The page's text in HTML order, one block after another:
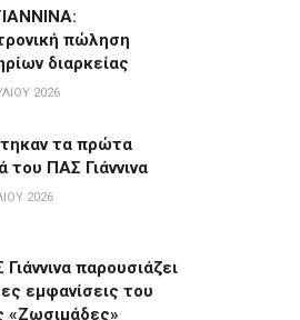
πώληση
διαρκείας
2026
τα πρώτα
του ΠΑΣ Γιάννινα
2026
παρουσιάζει
εμφανίσεις του
«Ζωσιμάδες»